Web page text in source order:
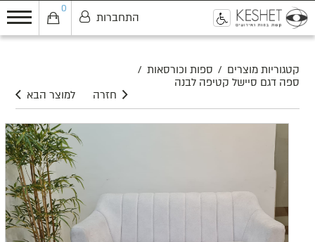
0
התחברות
קטגוריות מוצרים / ספות וכורסאות /
ספה דגם סיישל קטיפה לבנה
למוצר הבא
חזרה